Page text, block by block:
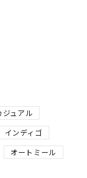
ジュアル
インディゴ
オートミール